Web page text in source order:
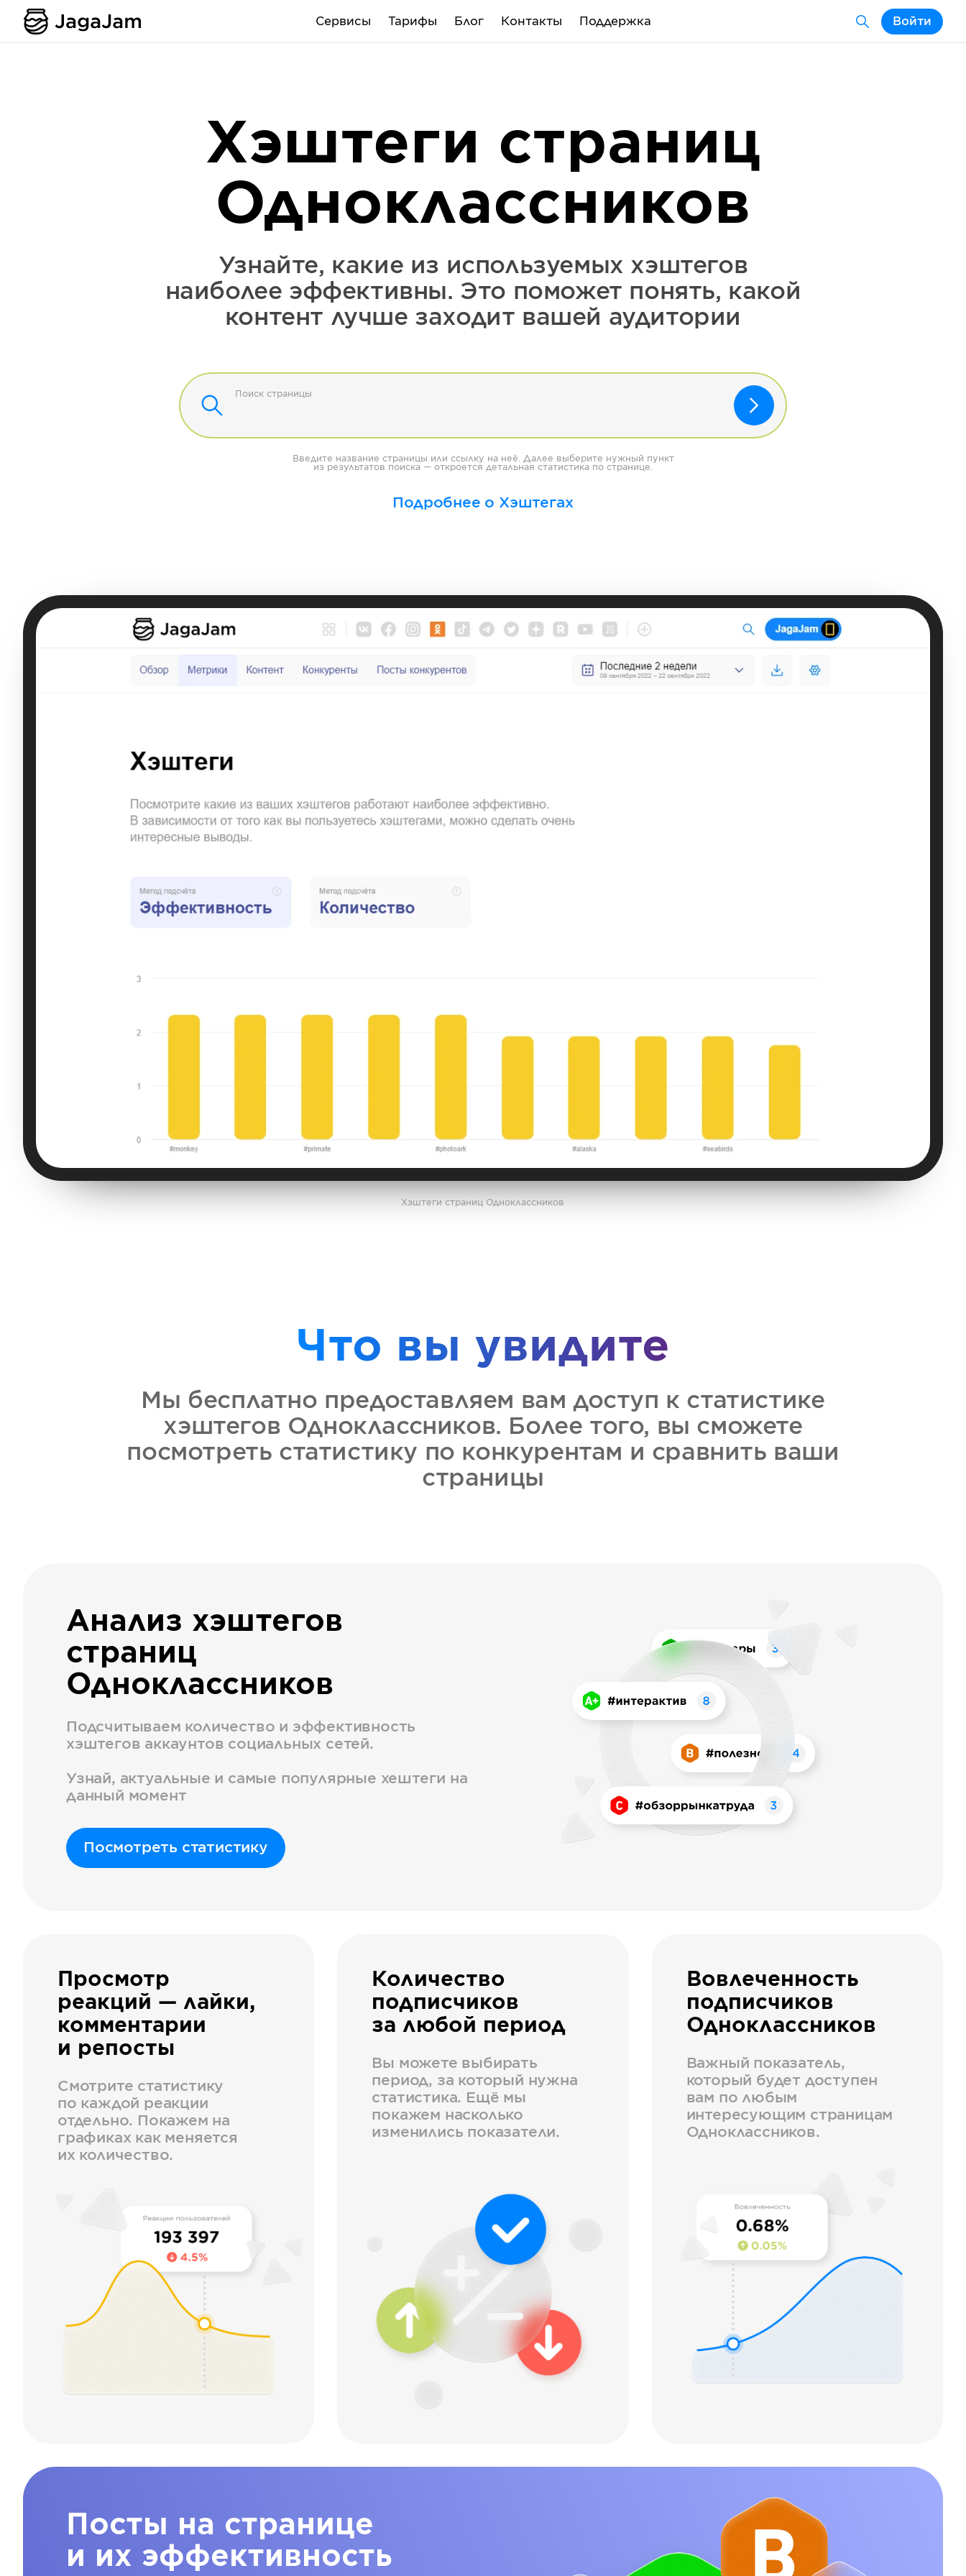
Сервисы Тарифы Блог Контакты Поддержка Войти
Хэштеги страниц
Одноклассников
Узнайте, какие из используемых хэштегов
наиболее эффективны. Это поможет понять, какой
контент лучше заходит вашей аудитории
Поиск страницы
Введите название страницы или ссылку на неё. Далее выберите нужный пункт
из результатов поиска — откроется детальная статистика по странице.
Подробнее о Хэштегах
Хэштеги страниц Одноклассников
Что вы увидите
Мы бесплатно предоставляем вам доступ к статистике
хэштегов Одноклассников. Более того, вы сможете
посмотреть статистику по конкурентам и сравнить ваши
страницы
Анализ хэштегов
страниц
Одноклассников
Подсчитываем количество и эффективность
хэштегов аккаунтов социальных сетей.
Узнай, актуальные и самые популярные хештеги на
данный момент
Посмотреть статистику
Просмотр
реакций — лайки,
комментарии
и репосты
Смотрите статистику
по каждой реакции
отдельно. Покажем на
графиках как меняется
их количество.
Количество
подписчиков
за любой период
Вы можете выбирать
период, за который нужна
статистика. Ещё мы
покажем насколько
изменились показатели.
Вовлеченность
подписчиков
Одноклассников
Важный показатель,
который будет доступен
вам по любым
интересующим страницам
Одноклассников.
Посты на странице
и их эффективность